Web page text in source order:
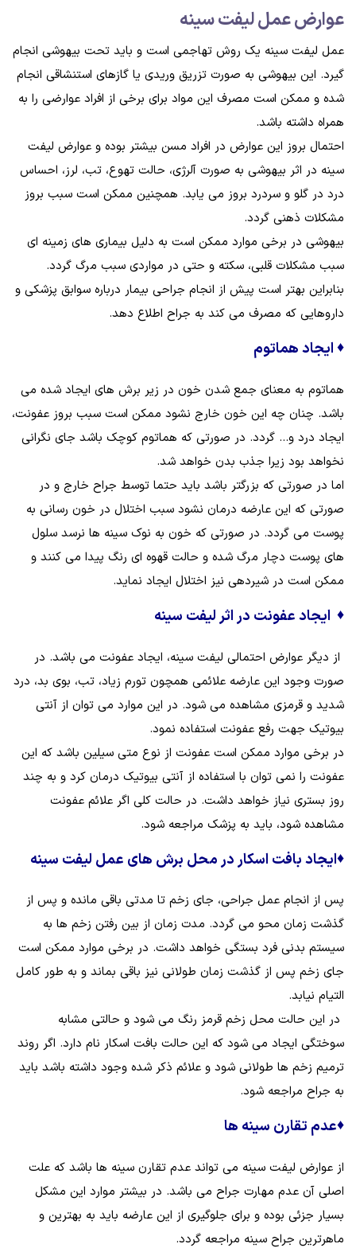
عوارض عمل ليفت سينه
عمل لیفت سینه یک روش تهاجمی است و باید تحت بیهوشی انجام
گیرد. این بیهوشی به صورت تزریق وریدی یا گازهای استنشاقی انجام
شده و ممکن است مصرف این مواد برای برخی از افراد عوارضی را به
همراه داشته باشد.
احتمال بروز این عوارض در افراد مسن بیشتر بوده و عوارض لیفت
سینه در اثر بیهوشی به صورت آلرژی، حالت تهوع، تب، لرز، احساس
درد در گلو و سردرد بروز می یابد. همچنین ممکن است سبب بروز
مشکلات ذهنی گردد.
بیهوشی در برخی موارد ممکن است به دلیل بیماری های زمینه ای
سبب مشکلات قلبی، سکته و حتی در مواردی سبب مرگ گردد.
بنابراین بهتر است پیش از انجام جراحی بیمار درباره سوابق پزشکی و
داروهایی که مصرف می کند به جراح اطلاع دهد.
♦ایجاد هماتوم
هماتوم به معنای جمع شدن خون در زیر برش های ایجاد شده می
باشد. چنان چه این خون خارج نشود ممکن است سبب بروز عفونت،
ایجاد درد و... گردد. در صورتی که هماتوم کوچک باشد جای نگرانی
نخواهد بود زیرا جذب بدن خواهد شد.
اما در صورتی که بزرگتر باشد باید حتما توسط جراح خارج و در
صورتی که این عارضه درمان نشود سبب اختلال در خون رسانی به
پوست می گردد. در صورتی که خون به نوک سینه ها نرسد سلول
های پوست دچار مرگ شده و حالت قهوه ای رنگ پیدا می کنند و
ممکن است در شیردهی نیز اختلال ایجاد نماید.
♦ ایجاد عفونت در اثر لیفت سینه
از دیگر عوارض احتمالی لیفت سینه، ایجاد عفونت می باشد. در
صورت وجود این عارضه علائمی همچون تورم زیاد، تب، بوی بد، درد
شدید و قرمزی مشاهده می شود. در این موارد می توان از آنتی
بیوتیک جهت رفع عفونت استفاده نمود.
در برخی موارد ممکن است عفونت از نوع متی سیلین باشد که این
عفونت را نمی توان با استفاده از آنتی ‌بیوتیک درمان کرد و به چند
روز بستری نیاز خواهد داشت. در حالت کلی اگر علائم عفونت
مشاهده شود، باید به پزشک مراجعه شود.
♦ایجاد بافت اسکار در محل برش های عمل لیفت سینه
پس از انجام عمل جراحی، جای زخم تا مدتی باقی مانده و پس از
گذشت زمان محو می گردد. مدت زمان از بین رفتن زخم ها به
سیستم بدنی فرد بستگی خواهد داشت. در برخی موارد ممکن است
جای زخم پس از گذشت زمان طولانی نیز باقی بماند و به طور کامل
التیام نیابد.
در این حالت محل زخم قرمز رنگ می شود و حالتی مشابه
سوختگی ایجاد می شود که این حالت بافت اسکار نام دارد. اگر روند
ترمیم زخم ها طولانی شود و علائم ذکر شده وجود داشته باشد باید
به جراح مراجعه شود.
♦عدم تقارن سینه ها
از عوارض لیفت سینه می تواند عدم تقارن سینه ها باشد که علت
اصلی آن عدم مهارت جراح می باشد. در بیشتر موارد این مشکل
بسیار جزئی بوده و برای جلوگیری از این عارضه باید به بهترین و
ماهرترین جراح سینه مراجعه گردد.